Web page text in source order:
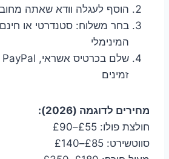
הוסף לעגלה וודא שאתה
בחר משלוח: סטנדרטי או
המינימלי
זמינים
מחירים לדוגמה (2026):
חולצת פולו: £55–£90
סווטשירט: £85–£140